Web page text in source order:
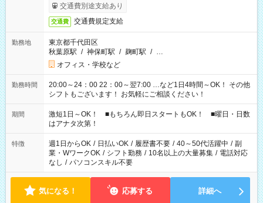
交通費別途支給あり
交通費 交通費規定支給
勤務地
東京都千代田区
秋葉原駅 / 神保町駅 / 麹町駅 / …
オフィス・学校など
勤務時間
20:00～24：00 22：00～翌7:00 …など1日4時間～OK！ その他
シフトもございます！ お気軽にご相談ください！
期間
激短1日～OK！ ■もちろん即日スタートもOK！ ■曜日・日数
はアナタ次第！
特徴 週1日からOK / 日払いOK / 履歴書不要 / 40～50代活躍中 / 副
業・WワークOK / シフト勤務 / 10名以上の大量募集 / 電話対応
なし / パソコンスキル不要
気になる！ 応募する 詳細へ